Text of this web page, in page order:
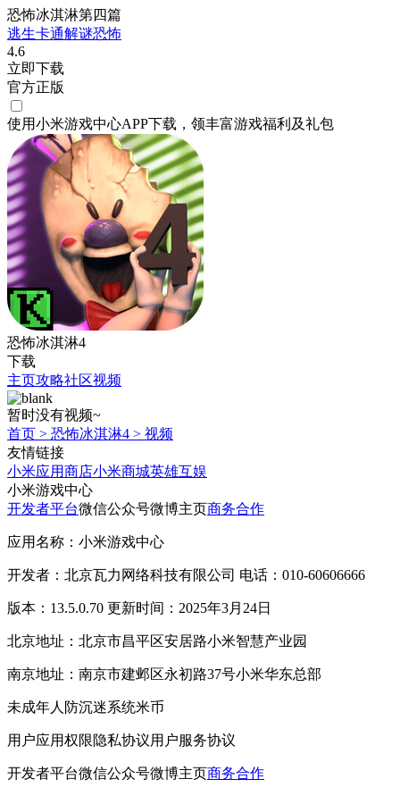
恐怖冰淇淋第四篇
逃生卡通解谜恐怖
4.6
立即下载
官方正版
使用小米游戏中心APP下载 ，领丰富游戏福利 及礼包
恐怖冰淇淋4
下载
主页攻略社区视频
暂时没有视频~
首页 > 恐怖冰淇淋4 > 视频
友情链接
小米应用商店小米商城英雄互娱
小米游戏中心
开发者平台微信公众号微博主页商务合作
应用名称：小米游戏中心
开发者：北京瓦力网络科技有限公司 电话：010-60606666
版本：13.5.0.70 更新时间：2025年3月24日
北京地址：北京市昌平区安居路小米智慧产业园
南京地址：南京市建邺区永初路37号小米华东总部
未成年人防沉迷系统米币
用户应用权限隐私协议用户服务协议
开发者平台微信公众号微博主页商务合作